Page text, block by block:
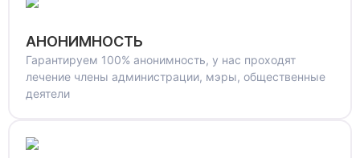
АНОНИМНОСТЬ
Гарантируем 100% анонимность, у нас проходят
лечение члены администрации, мэры, общественные
деятели